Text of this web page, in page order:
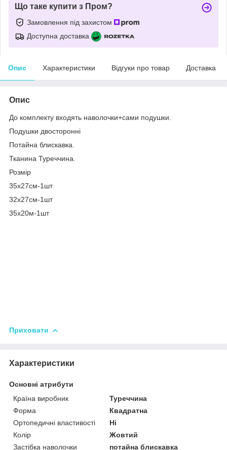
Що таке купити з Пром?
Замовлення під захистом
Доступна доставка
Опис Характеристики Відгуки про товар Доставка
Опис
До комплекту входять наволочки+сами подушки.
Подушки двосторонні
Потайна блискавка.
Тканина Туреччина.
Розмір
35х27см-1шт
32х27см-1шт
35х20м-1шт
Приховати
Характеристики
Основні атрибути
Країна виробник
Туреччина
Форма
Квадратна
Ортопедичні властивості
Ні
Колір
Жовтий
Застібка наволочки
потайна блискавка